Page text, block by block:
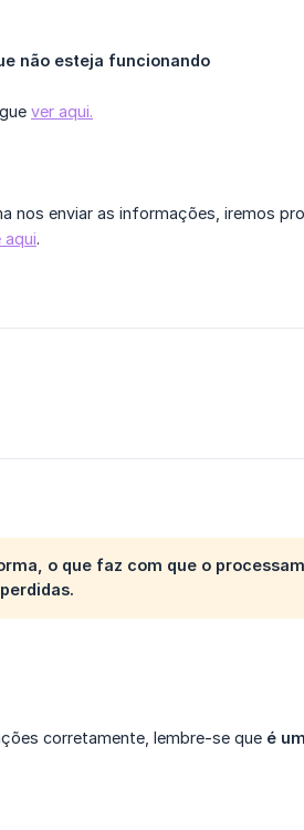
não esteja funcionando
ver aqui.
enviar as informações, iremos
aqui.
o que faz com que o
corretamente, lembre-se que é